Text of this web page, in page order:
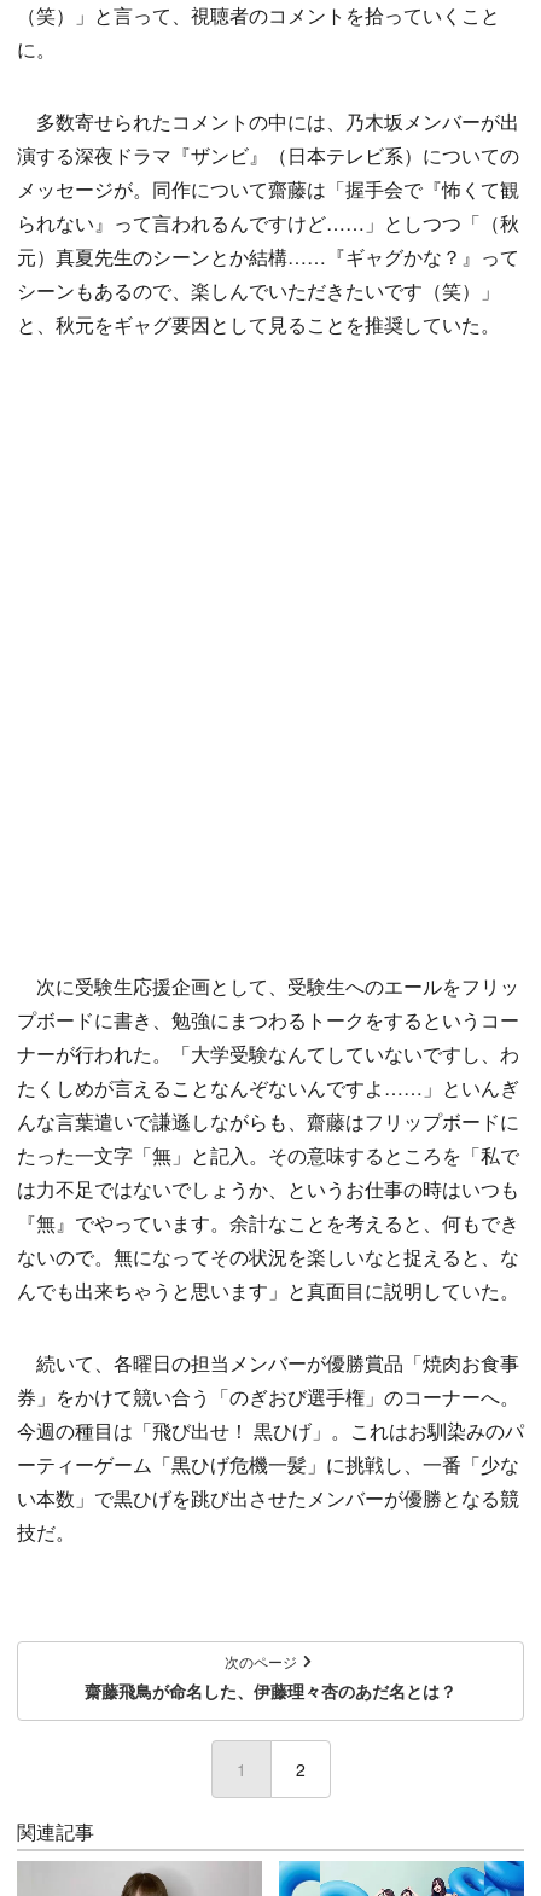
（笑）」と言って、視聴者のコメントを拾っていくこと
に。
多数寄せられたコメントの中には、乃木坂メンバーが出
演する深夜ドラマ『ザンビ』（日本テレビ系）についての
メッセージが。同作について齋藤は「握手会で『怖くて観
られない』って言われるんですけど……」としつつ「（秋
元）真夏先生のシーンとか結構……『ギャグかな？』って
シーンもあるので、楽しんでいただきたいです（笑）」
と、秋元をギャグ要因として見ることを推奨していた。
次に受験生応援企画として、受験生へのエールをフリッ
プボードに書き、勉強にまつわるトークをするというコー
ナーが行われた。「大学受験なんてしていないですし、わ
たくしめが言えることなんぞないんですよ……」といんぎ
んな言葉遣いで謙遜しながらも、齋藤はフリップボードに
たった一文字「無」と記入。その意味するところを「私で
は力不足ではないでしょうか、というお仕事の時はいつも
『無』でやっています。余計なことを考えると、何もでき
ないので。無になってその状況を楽しいなと捉えると、な
んでも出来ちゃうと思います」と真面目に説明していた。
続いて、各曜日の担当メンバーが優勝賞品「焼肉お食事
券」をかけて競い合う「のぎおび選手権」のコーナーへ。
今週の種目は「飛び出せ！ 黒ひげ」。これはお馴染みのパ
ーティーゲーム「黒ひげ危機一髪」に挑戦し、一番「少な
い本数」で黒ひげを跳び出させたメンバーが優勝となる競
技だ。
次のページ
齋藤飛鳥が命名した、伊藤理々杏のあだ名とは？
1 (current)
2
関連記事